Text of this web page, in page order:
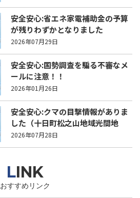
安全安心:省エネ家電補助金の予算
が残りわずかとなりました
2026年07月29日
安全安心:国勢調査を騙る不審なメ
ールに注意！！
2026年01月26日
安全安心:クマの目撃情報がありま
した（十日町松之山地域光間地
内）
2026年07月28日
LINK
おすすめリンク